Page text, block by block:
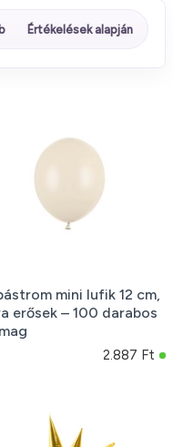
Értékelések alapján
mini lufik 12 cm,
erősek – 100 darabos
2.887 Ft